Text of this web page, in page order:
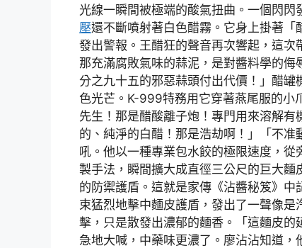
光線一瞬間被極端的酸氣扭曲。一個閃
壓還不斷噴射著白色醋霧。它身上掛著
發出警報。王醋狂的聲音再次響起，這
那充滿腐敗氣味的蒜泥，是對醬料學的
分之九十五的邪惡蒜頭付出代價！」醋
色光芒。K-999特務用它穿著燕尾服的小
先生！那是醋酸離子炮！專門用來溶解
的、純淨的白醋！那是浩劫啊！」「不
吼。他以一種專業包水餃的極限速度，
製手法，瞬間擴大成直徑三公尺的巨大
的防禦護盾。這就是家傳《沾醬秘笈》
束猛烈地擊中麵皮護盾，發出了一聲像
擊，只是散發出濃郁的麵香。「這麵皮的
急地大喊，中藥味更濃了。廖沾沾知道，